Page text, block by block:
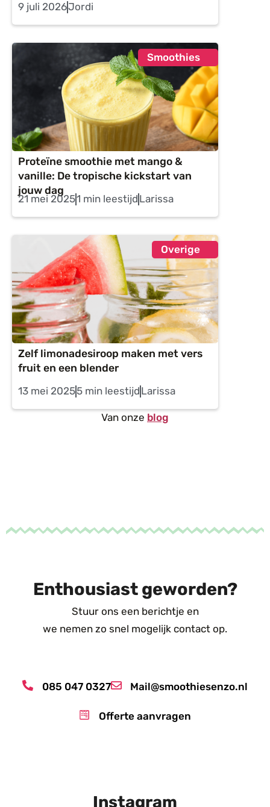
9 juli 2026Jordi
Smoothies
Proteïne smoothie met mango &
vanille: De tropische kickstart van
jouw dag
21 mei 20251 min leestijd Larissa
Overige
Zelf limonadesiroop maken met vers
fruit en een blender
13 mei 20255 min leestijd Larissa
Van onze blog
Enthousiast geworden?
Stuur ons een berichtje en
we nemen zo snel mogelijk contact op.
085 047 0327 Mail@smoothiesenzo.nl
Offerte aanvragen
Instagram